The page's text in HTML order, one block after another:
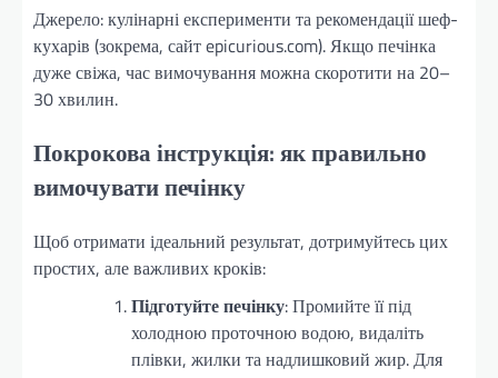
Джерело: кулінарні експерименти та рекомендації шеф-
кухарів (зокрема, сайт epicurious.com). Якщо печінка
дуже свіжа, час вимочування можна скоротити на 20–
30 хвилин.
Покрокова інструкція: як правильно
вимочувати печінку
Щоб отримати ідеальний результат, дотримуйтесь цих
простих, але важливих кроків:
Підготуйте печінку: Промийте її під
холодною проточною водою, видаліть
плівки, жилки та надлишковий жир. Для